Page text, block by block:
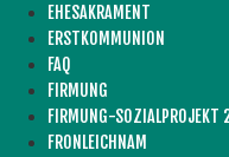
EHESAKRAMENT
ERSTKOMMUNION
FAQ
FIRMUNG
FIRMUNG-SOZIALPROJEKT
FRONLEICHNAM